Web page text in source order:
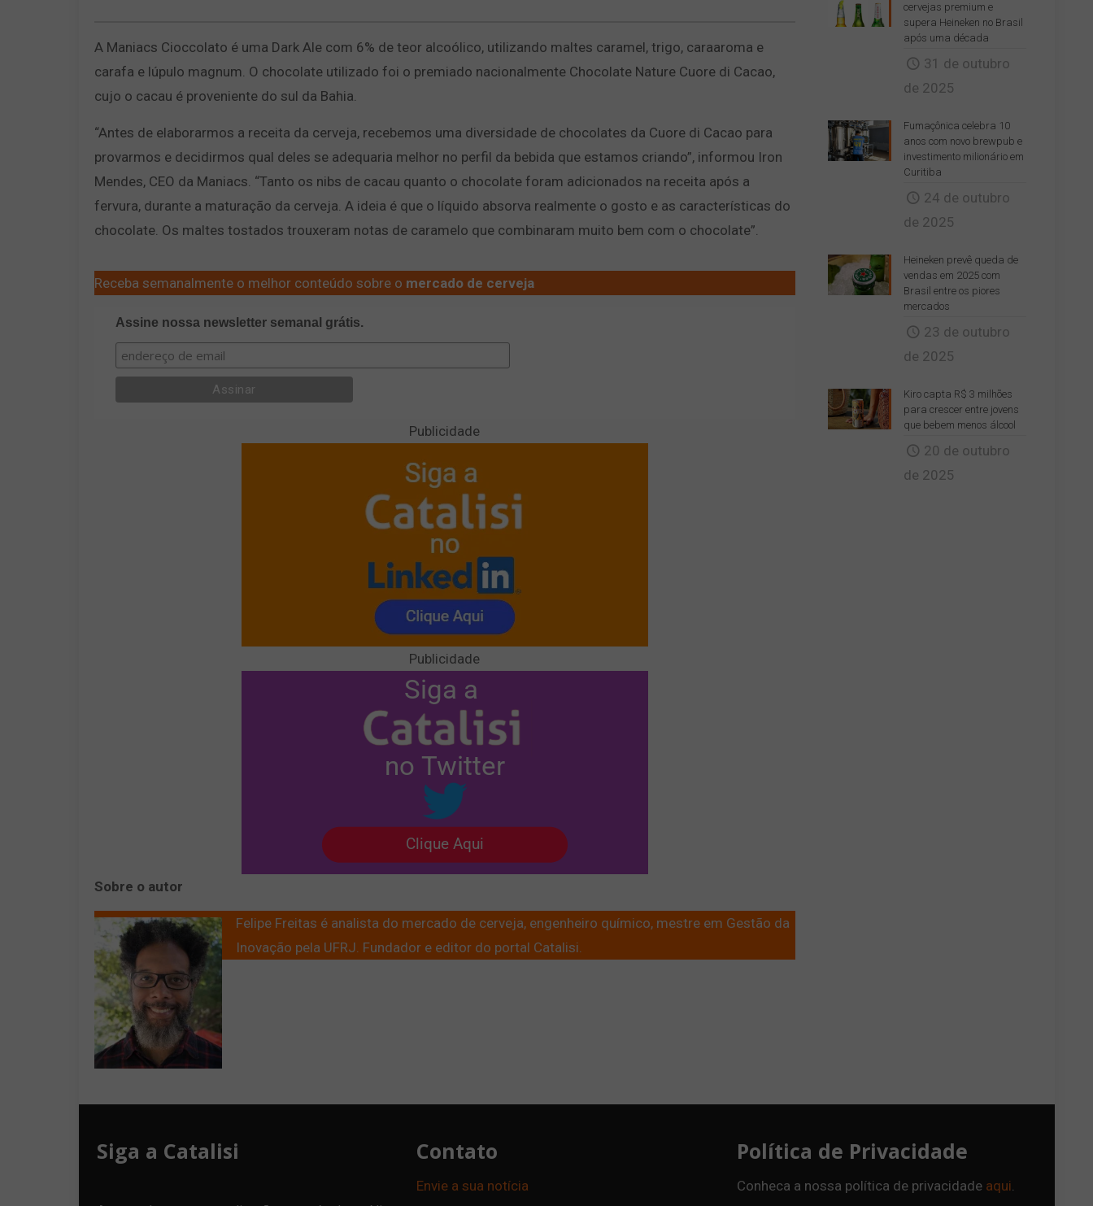
A Maniacs Cioccolato é uma Dark Ale com 6% de teor alcoólico, utilizando maltes caramel, trigo, caraaroma e
carafa e lúpulo magnum. O chocolate utilizado foi o premiado nacionalmente Chocolate Nature Cuore di Cacao,
cujo o cacau é proveniente do sul da Bahia.
“Antes de elaborarmos a receita da cerveja, recebemos uma diversidade de chocolates da Cuore di Cacao para
provarmos e decidirmos qual deles se adequaria melhor no perfil da bebida que estamos criando”, informou Iron
Mendes, CEO da Maniacs. “Tanto os nibs de cacau quanto o chocolate foram adicionados na receita após a
fervura, durante a maturação da cerveja. A ideia é que o líquido absorva realmente o gosto e as características do
chocolate. Os maltes tostados trouxeram notas de caramelo que combinaram muito bem com o chocolate”.
Receba semanalmente o melhor conteúdo sobre o mercado de cerveja
Assine nossa newsletter semanal grátis.
Publicidade
Publicidade
Sobre o autor
Felipe Freitas é analista do mercado de cerveja, engenheiro químico, mestre em Gestão da
Inovação pela UFRJ. Fundador e editor do portal Catalisi.
cervejas premium e
supera Heineken no Brasil
após uma década
31 de outubro
de 2025
Fumaçônica celebra 10
anos com novo brewpub e
investimento milionário em
Curitiba
24 de outubro
de 2025
Heineken prevê queda de
vendas em 2025 com
Brasil entre os piores
mercados
23 de outubro
de 2025
Kiro capta R$ 3 milhões
para crescer entre jovens
que bebem menos álcool
20 de outubro
de 2025
Siga a Catalisi Contato
Envie a sua notícia
Política de Privacidade
Conheca a nossa política de privacidade aqui